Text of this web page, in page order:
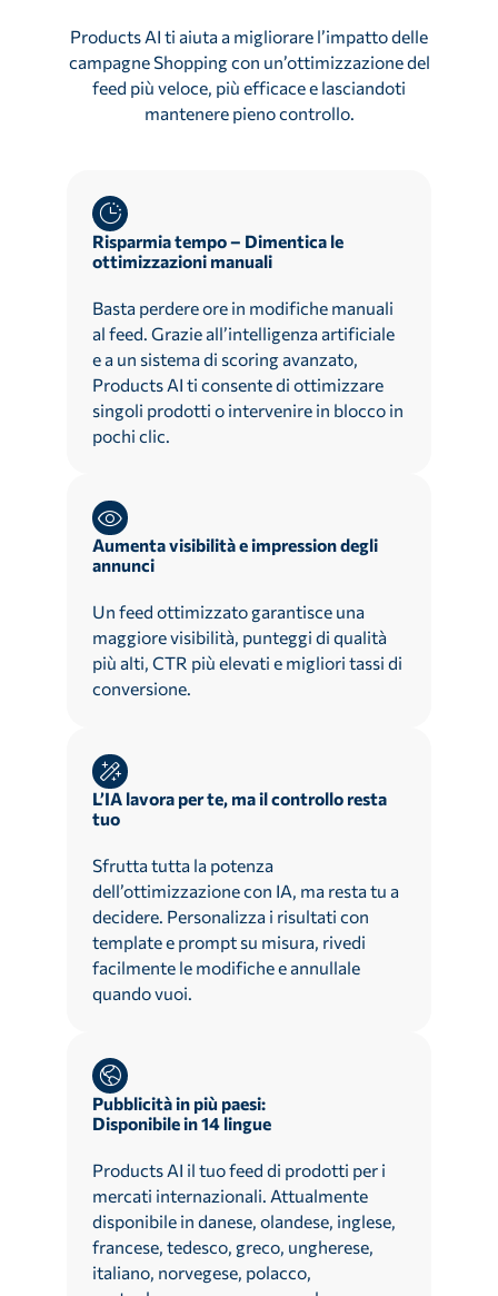
Products AI ti aiuta a migliorare l’impatto delle
campagne Shopping con un’ottimizzazione del
feed più veloce, più efficace e lasciandoti
mantenere pieno controllo.
Risparmia tempo – Dimentica le
ottimizzazioni manuali
Basta perdere ore in modifiche manuali
al feed. Grazie all’intelligenza artificiale
e a un sistema di scoring avanzato,
Products AI ti consente di ottimizzare
singoli prodotti o intervenire in blocco in
pochi clic.
Aumenta visibilità e impression degli
annunci
Un feed ottimizzato garantisce una
maggiore visibilità, punteggi di qualità
più alti, CTR più elevati e migliori tassi di
conversione.
L’IA lavora per te, ma il controllo resta
tuo
Sfrutta tutta la potenza
dell’ottimizzazione con IA, ma resta tu a
decidere. Personalizza i risultati con
template e prompt su misura, rivedi
facilmente le modifiche e annullale
quando vuoi.
Pubblicità in più paesi:
Disponibile in 14 lingue
Products AI il tuo feed di prodotti per i
mercati internazionali. Attualmente
disponibile in danese, olandese, inglese,
francese, tedesco, greco, ungherese,
italiano, norvegese, polacco,